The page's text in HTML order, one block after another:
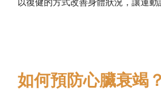
如何預防心臟衰竭